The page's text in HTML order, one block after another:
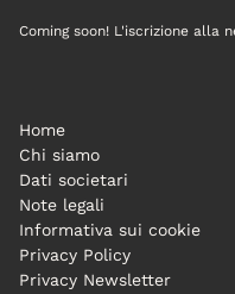
Coming soon! L'iscrizione alla
Home
Chi siamo
Dati societari
Note legali
Informativa sui cookie
Privacy Policy
Privacy Newsletter